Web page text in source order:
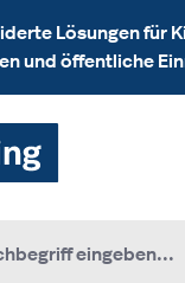
Lösungen für
und öffentliche